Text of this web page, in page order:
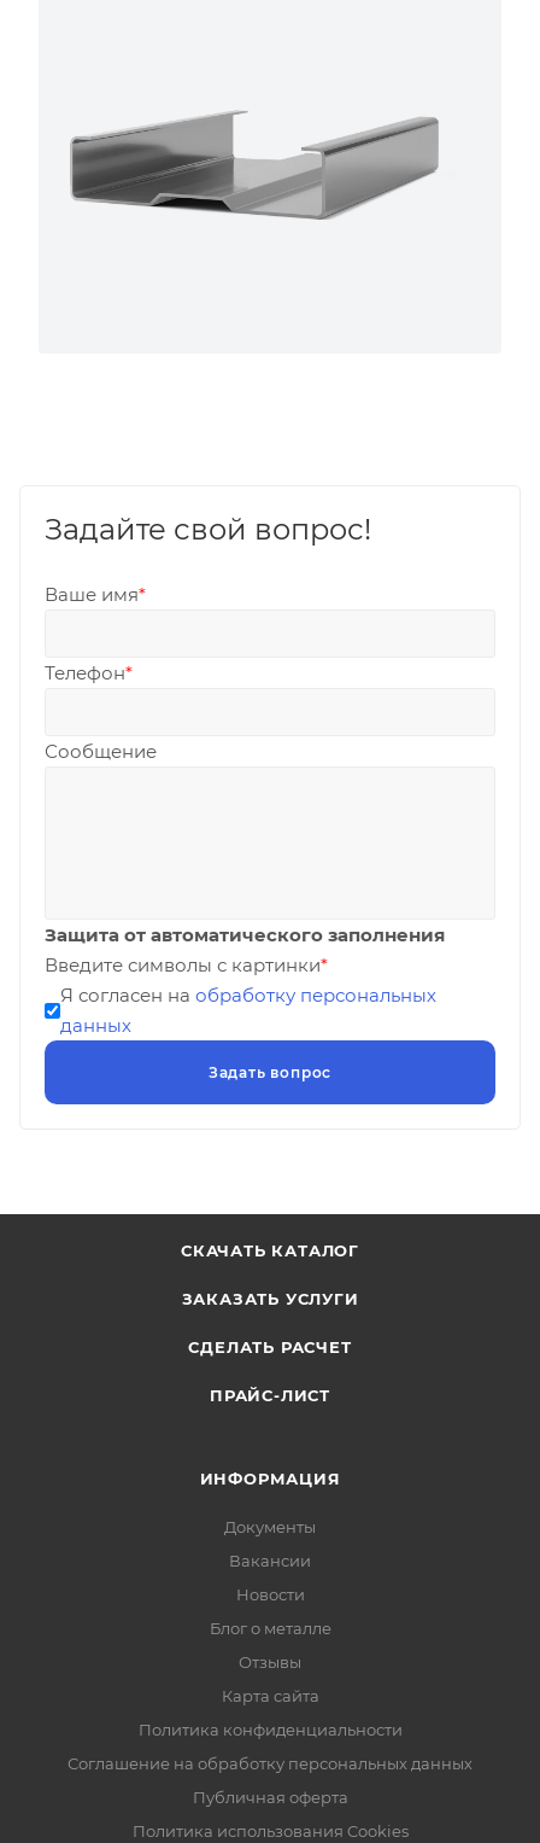
Задайте свой вопрос!
Ваше имя*
Телефон*
Сообщение
Защита от автоматического заполнения
Введите символы с картинки*
Я согласен на обработку персональных
данных
СКАЧАТЬ КАТАЛОГ
ЗАКАЗАТЬ УСЛУГИ
СДЕЛАТЬ РАСЧЕТ
ПРАЙС-ЛИСТ
ИНФОРМАЦИЯ
Документы
Вакансии
Новости
Блог о металле
Отзывы
Карта сайта
Политика конфиденциальности
Соглашение на обработку персональных данных
Публичная оферта
Политика использования Cookies